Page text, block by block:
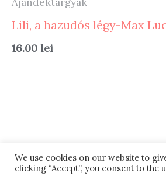
Lili, a hazudós légy-Max
16.00 lei
We use cookies on our website to
clicking “Accept”, you consent to the